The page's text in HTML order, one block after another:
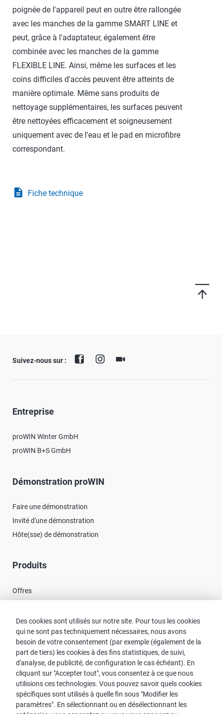
poignée de l'appareil peut en outre être rallongée
avec les manches de la gamme SMART LINE et
peut, grâce à l'adaptateur, également être
combinée avec les manches de la gamme
FLEXIBLE LINE. Ainsi, même les surfaces et les
coins difficiles d'accès peuvent être atteints de
manière optimale. Même sans produits de
nettoyage supplémentaires, les surfaces peuvent
être nettoyées efficacement et soigneusement
uniquement avec de l'eau et le pad en microfibre
correspondant.
description Fiche technique
Des cookies sont utilisés sur notre site. Pour tous les cookies
qui ne sont pas techniquement nécessaires, nous avons
besoin de votre consentement (par exemple (également de la
part de tiers) les cookies à des fins statistiques, de suivi,
d'analyse, de publicité, de configuration le cas échéant). En
cliquant sur "Accepter tout", vous consentez à ce que nous
utilisions ces technologies. Vous pouvez savoir quels cookies
spécifiques sont utilisés à quelle fin sous "Modifier les
paramètres". En sélectionnant ou en désélectionnant les
Suivez-nous sur :
Entreprise
proWIN Winter GmbH
proWIN B+S GmbH
Démonstration proWIN
Faire une démonstration
Invité d'une démonstration
Hôte(sse) de démonstration
Produits
Offres
Contact
Recherche de Conseillers
Contact avec proWIN
Service-FAQ